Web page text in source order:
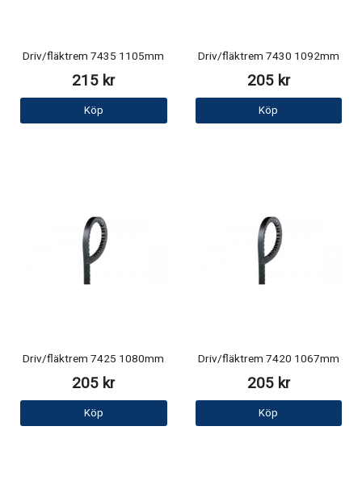
Driv/fläktrem 7435 1105mm
215 kr
Köp
Driv/fläktrem 7430 1092mm
205 kr
Köp
Driv/fläktrem 7425 1080mm
205 kr
Köp
Driv/fläktrem 7420 1067mm
205 kr
Köp